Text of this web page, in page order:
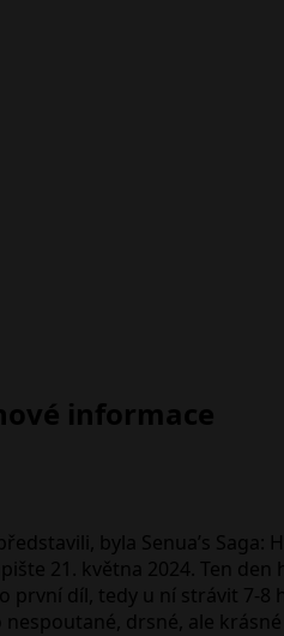
informace
byla Senua’s
21. května 2024. Ten den
díl, tedy u ní strávit 7-
drsné, ale